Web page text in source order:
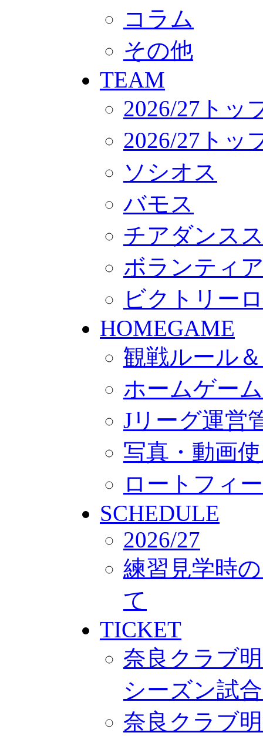
クラブ理念
クラブ情報
サステナビリティ
Web制作支援
コラム
その他
TEAM
2026/27トッ
2026/27トッ
ソシオス
バモス
チアダンス
ボランティ
ビクトリー
HOMEGAME
観戦ルール
ホームゲー
Jリーグ運営
写真・動画
ロートフィ
SCHEDULE
2026/27
練習見学時
て
TICKET
奈良クラブ
シーズン試
奈良クラブ